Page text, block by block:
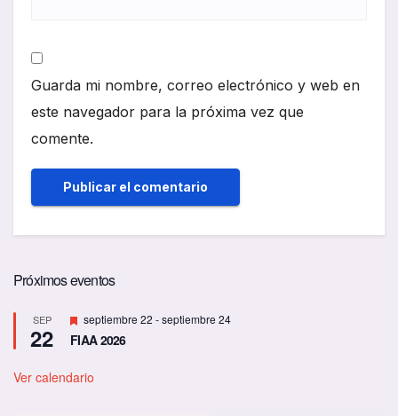
Guarda mi nombre, correo electrónico y web en
este navegador para la próxima vez que
comente.
Próximos eventos
SEP
22
D
e
s
a
septiembre 22 -septiembre 24
FIAA 2026
Ver calendario